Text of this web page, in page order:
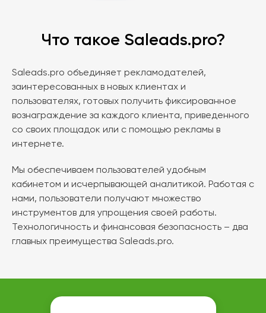
Что такое Saleads.pro?
Saleads.pro объединяет рекламодателей,
заинтересованных в новых клиентах и
пользователях, готовых получить фиксированное
вознаграждение за каждого клиента, приведенного
со своих площадок или с помощью рекламы в
интернете.
Мы обеспечиваем пользователей удобным
кабинетом и исчерпывающей аналитикой. Работая с
нами, пользователи получают множество
инструментов для упрощения своей работы.
Технологичность и финансовая безопасность – два
главных преимущества Saleads.pro.